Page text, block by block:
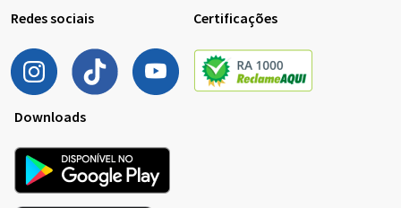
Redes sociais Certificações
Downloads